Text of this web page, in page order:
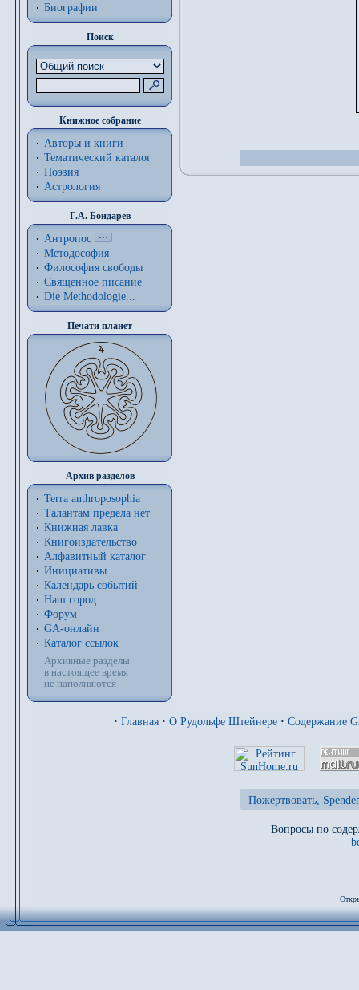
Биографии
Поиск
Книжное собрание
Авторы и книги
Тематический каталог
Поэзия
Астрология
Г.А. Бондарев
Антропос
Методософия
Философия cвободы
Священное писание
Die Methodologie...
Печати планет
Архив разделов
Terra anthroposophia
Талантам предела нет
Книжная лавка
Книгоиздательство
Алфавитный каталог
Инициативы
Календарь событий
Наш город
Форум
GA-онлайн
Каталог ссылок
Архивные разделы
в настоящее время
не наполняются
· Главная · О Рудольфе Штейнере · Содержание
Пожертвовать,
Вопросы по